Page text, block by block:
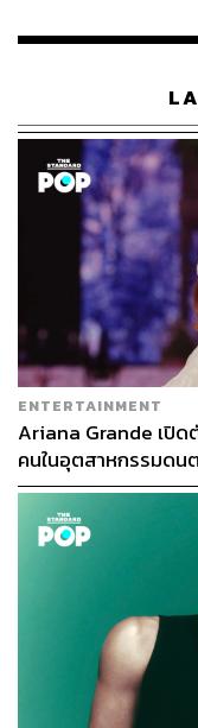
เรือนไทยที่ถูกซุกไว้
ENTERTAINMENT
Ariana Grande เปิ
คนในอุตสาหกรรมดน